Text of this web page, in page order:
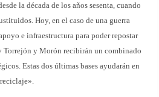
la década de los años sesenta, cuando
Hoy, en el caso de una guerra
e infraestructura para poder repostar
Torrejón y Morón recibirán un combinado
Estas dos últimas bases ayudarán en